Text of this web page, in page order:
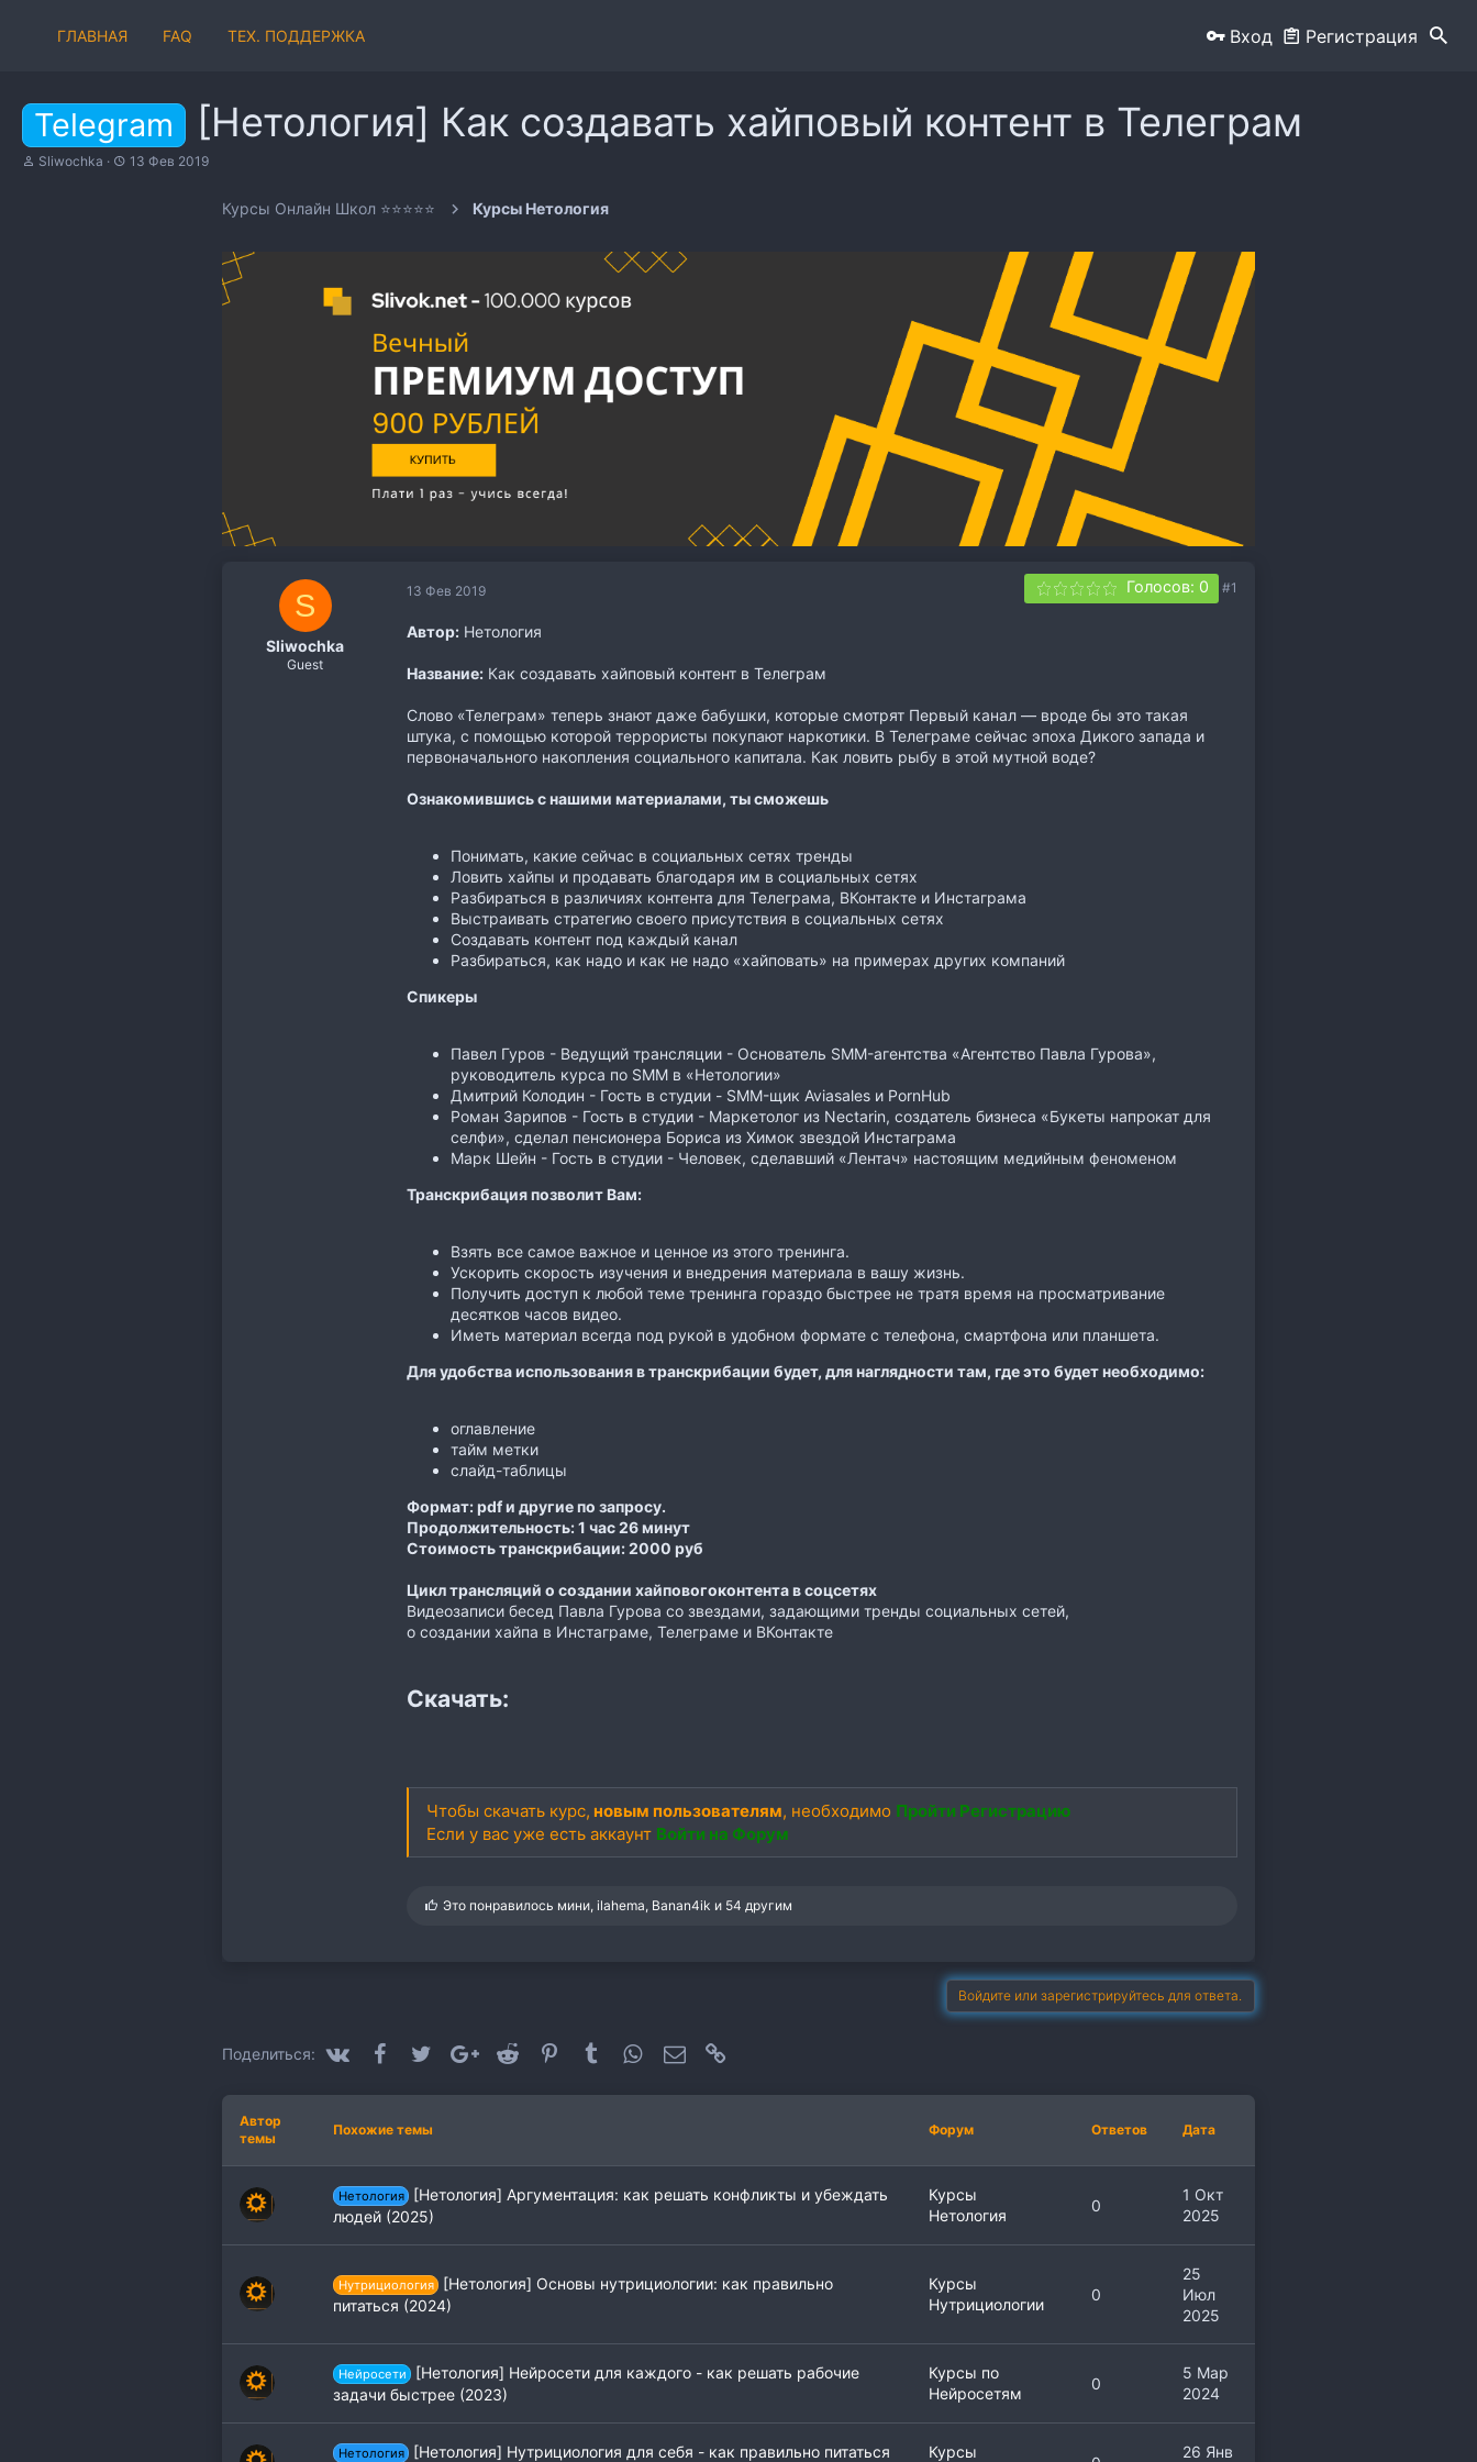
ГЛАВНАЯ FAQ ТЕХ. ПОДДЕРЖКА Вход Регистрация
Telegram [Нетология] Как создавать хайповый контент в Телеграм
А
Sliwochka
Д
13 Фев 2019
Курсы Онлайн Школ ⭐⭐⭐⭐⭐ Курсы Нетология
S
Sliwochka
Guest
13 Фев 2019 Голосов: 0 #1
Автор:Нетология
Название:Как создавать хайповый контент в Телеграм
Слово «Телеграм» теперь знают даже бабушки, которые смотрят Первый канал — вроде бы это такая
штука, с помощью которой террористы покупают наркотики. В Телеграме сейчас эпоха Дикого запада и
первоначального накопления социального капитала. Как ловить рыбу в этой мутной воде?
Ознакомившись с нашими материалами, ты сможешь
Понимать, какие сейчас в социальных сетях тренды
Ловить хайпы и продавать благодаря им в социальных сетях
Разбираться в различиях контента для Телеграма, ВКонтакте и Инстаграма
Выстраивать стратегию своего присутствия в социальных сетях
Создавать контент под каждый канал
Разбираться, как надо и как не надо «хайповать» на примерах других компаний
Спикеры
Павел Гуров - Ведущий трансляции - Основатель SMM-агентства «Агентство Павла Гурова»,
руководитель курса по SMM в «Нетологии»
Дмитрий Колодин - Гость в студии - SMM-щик Aviasales и PornHub
Роман Зарипов - Гость в студии - Маркетолог из Nectarin, создатель бизнеса «Букеты напрокат для
селфи», сделал пенсионера Бориса из Химок звездой Инстаграма
Марк Шейн - Гость в студии - Человек, сделавший «Лентач» настоящим медийным феноменом
Транскрибация позволит Вам:
Взять все самое важное и ценное из этого тренинга.
Ускорить скорость изучения и внедрения материала в вашу жизнь.
Получить доступ к любой теме тренинга гораздо быстрее не тратя время на просматривание
десятков часов видео.
Иметь материал всегда под рукой в удобном формате с телефона, смартфона или планшета.
Для удобства использования в транскрибации будет, для наглядности там, где это будет необходимо:
оглавление
тайм метки
слайд-таблицы
Формат:pdf и другие по запросу.
Продолжительность:1 час 26 минут
Стоимость транскрибации:2000 руб
Цикл трансляций о создании хайповогоконтента в соцсетях
Видеозаписи бесед Павла Гурова со звездами, задающими тренды социальных сетей,
о создании хайпа в Инстаграме, Телеграме и ВКонтакте
Скачать:
Чтобы скачать курс, новым пользователям, необходимо Пройти Регистрацию
Если у вас уже есть аккаунт Войти на Форум
С
Это понравилось мини, ilahema, Banan4ik и 54 другим
Войдите или зарегистрируйтесь для ответа.
Поделиться: VK FacebookTwitterGoogle+Reddit PinterestTumblrWhatsAppЭлектронная почта
Автор
темы
Похожие темы Форум Ответов Дата
Нетология
[Нетология] Аргументация: как решать конфликты и убеждать
людей (2025)
Курсы
Нетология
0
1 Окт
2025
Нутрициология
[Нетология] Основы нутрициологии: как правильно
питаться (2024)
Курсы
Нутрициологии
0
25
Июл
2025
Нейросети
[Нетология] Нейросети для каждого - как решать рабочие
задачи быстрее (2023)
Курсы по
Нейросетям
0
5 Мар
2024
Нетология [Нетология] Нутрициология для себя - как правильно питаться Курсы 26 Янв